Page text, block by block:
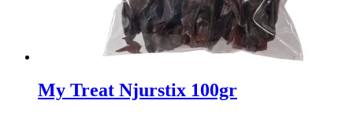
My Treat Njurstix 100gr